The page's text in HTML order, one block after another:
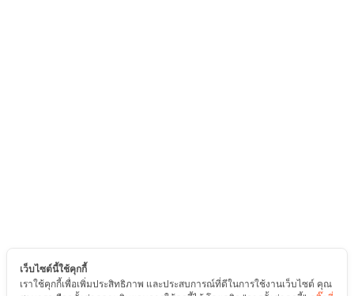
เว็บไซต์นี้ใช้คุกกี้
เราใช้คุกกี้เพื่อเพิ่มประสิทธิภาพ และประสบการณ์ที่ดีในการใช้งานเว็บไซต์ คุณ